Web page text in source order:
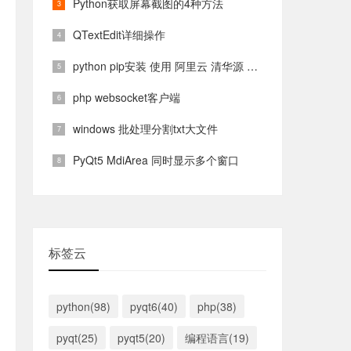
QTextEdit详细操作
python pip安装 使用 阿里云 清华源 镜像源
php websocket客户端
windows 批处理分割txt大文件
PyQt5 MdiArea 同时显示多个窗口
标签云
python(98) pyqt6(40)
php(38)
pyqt(25)
pyqt5(20) 编程语言(19)